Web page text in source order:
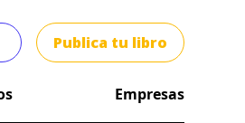
Publica tu libro
Empresas